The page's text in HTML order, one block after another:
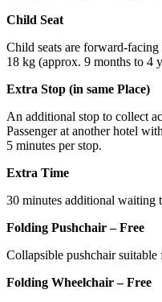
Child Seat
Child seats are forward-
18 kg (approx. 9 months to 4
Extra Stop (in same Place)
An additional stop to collect
Passenger at another hotel
5 minutes per stop.
Extra Time
30 minutes additional waiting
Folding Pushchair – Free
Collapsible pushchair
Folding Wheelchair – Free